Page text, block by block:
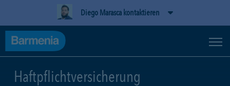
Diego Marasca kontaktieren
Haftpflichtversicherung